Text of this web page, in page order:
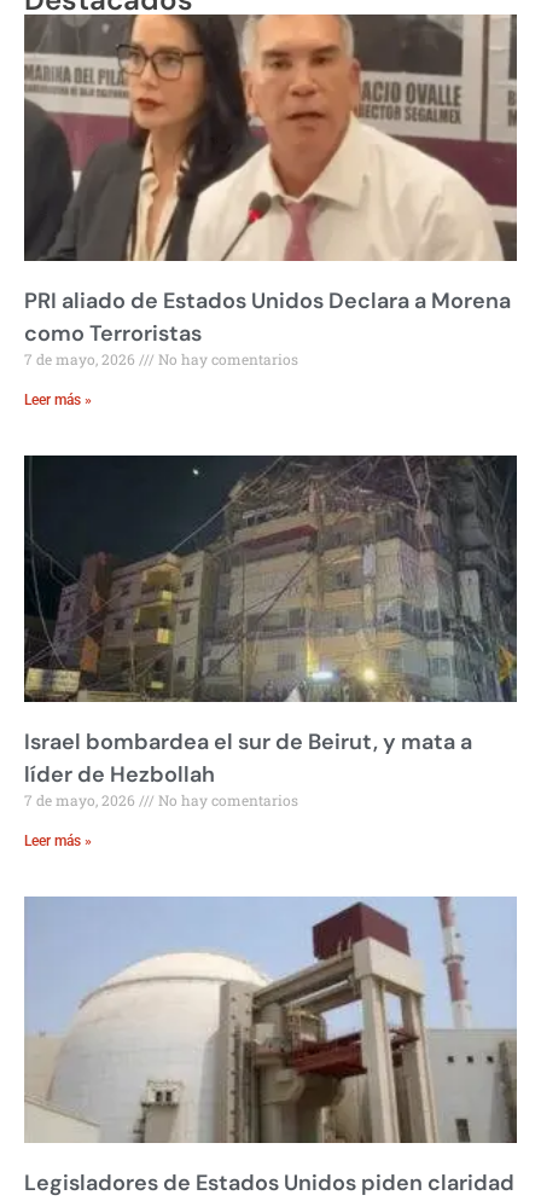
PRI aliado de Estados Unidos Declara a Morena
como Terroristas
7 de mayo, 2026 No hay comentarios
Leer más »
Israel bombardea el sur de Beirut, y mata a
líder de Hezbollah
7 de mayo, 2026 No hay comentarios
Leer más »
Legisladores de Estados Unidos piden claridad